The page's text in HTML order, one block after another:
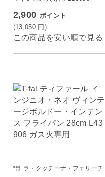
2,900 ポイント
(13,050 円 )
この商品を安い順で見る
ラ・クッチーナ・フェリーチ